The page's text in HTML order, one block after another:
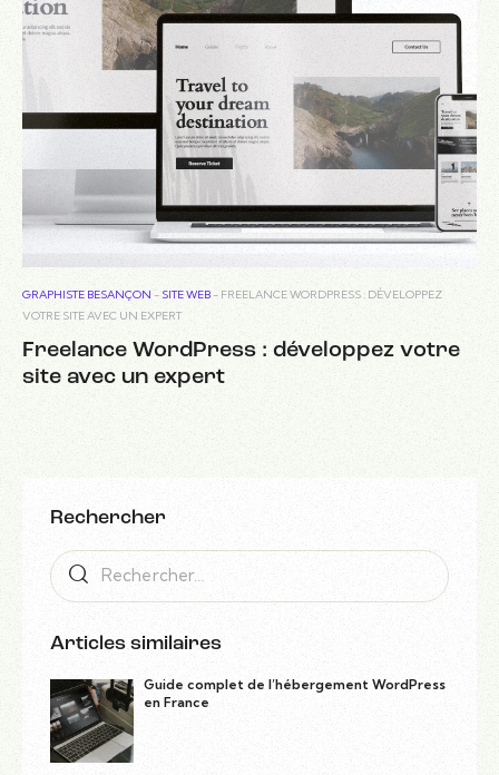
GRAPHISTE BESANÇON - SITE WEB - FREELANCE WORDPRESS : DÉVELOPPEZ
VOTRE SITE AVEC UN EXPERT
Freelance WordPress : développez votre
site avec un expert
Rechercher
Articles similaires
Guide complet de l’hébergement WordPress
en France